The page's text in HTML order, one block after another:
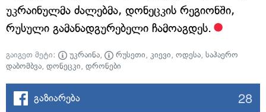
უკრაინულმა ძალებმა, დონეცკის რეგიონში,
რუსული გამანადგურებელი ჩამოაგდეს.
გაიგეთ მეტი: უკრაინა, რუსეთი, კიევი, ოდესა, საჰაერო
დაბომბვა, დონეცკი, დრონები
გაზიარება 28